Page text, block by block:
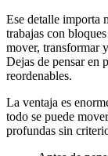
Ese detalle importa
trabajas con
mover, transformar
Dejas de pensar en
reordenables.
La ventaja es
todo se puede
profundas sin